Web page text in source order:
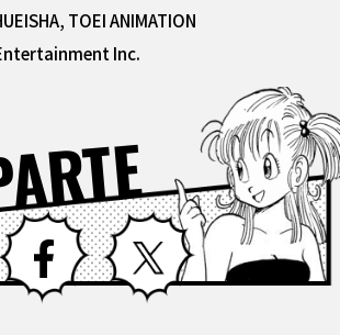
TOEI ANIMATION
Inc.
Facebook X